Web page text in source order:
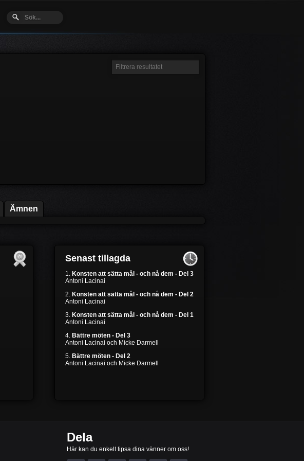
Ämnen
Senast tillagda
1. Konsten att sätta mål - och nå dem - Del 3
Antoni Lacinai
2. Konsten att sätta mål - och nå dem - Del 2
Antoni Lacinai
3. Konsten att sätta mål - och nå dem - Del 1
Antoni Lacinai
4. Bättre möten - Del 3
Antoni Lacinai och Micke Darmell
5. Bättre möten - Del 2
Antoni Lacinai och Micke Darmell
Dela
Här kan du enkelt tipsa dina vänner om oss!